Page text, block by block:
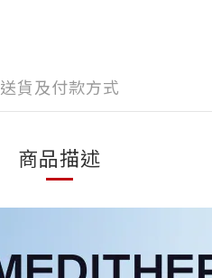
送貨及付款方式
商品描述